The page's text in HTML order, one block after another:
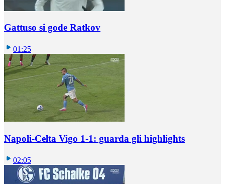
Gattuso si gode Ratkov
01:25
Napoli-Celta Vigo 1-1: guarda gli highlights
02:05